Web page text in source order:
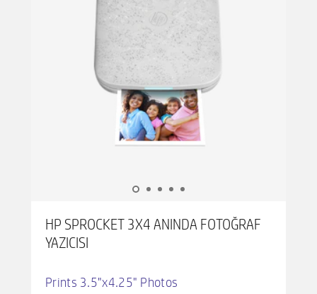
HP SPROCKET 3X4 ANINDA FOTOĞRAF
YAZICISI
Prints 3.5"x4.25" Photos